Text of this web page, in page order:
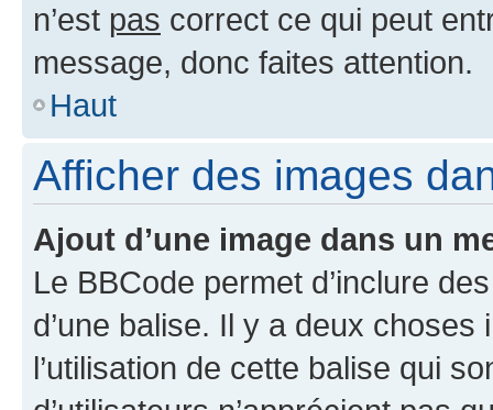
n’est pas correct ce qui peut
message, donc faites attention.
Haut
Afficher des images
Ajout d’une image dans un
Le BBCode permet d’inclure
d’une balise. Il y a deux
l’utilisation de cette balise qui